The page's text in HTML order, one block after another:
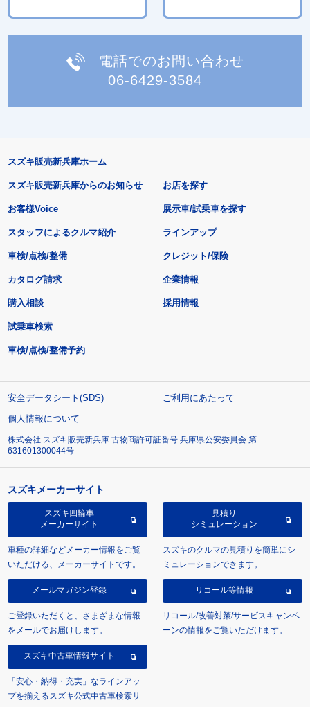
電話でのお問い合わせ
06-6429-3584
スズキ販売新兵庫ホーム
スズキ販売新兵庫からのお知らせ
お客様Voice
スタッフによるクルマ紹介
お店を探す
展示車/試乗車を探す
ラインアップ
車検/点検/整備 クレジット/保険
カタログ請求
購入相談
試乗車検索
車検/点検/整備予約
企業情報
採用情報
安全データシート(SDS)
ご利用にあたって
個人情報について
株式会社 スズキ販売新兵庫 古物商許可証番号 兵庫県公安委員会 第
631601300044号
スズキメーカーサイト
スズキ四輪車
メーカーサイト
車種の詳細などメーカー情報をご覧
いただける、メーカーサイトです。
見積り
シミュレーション
スズキのクルマの見積りを簡単にシ
ミュレーションできます。
メールマガジン登録
ご登録いただくと、さまざまな情報
をメールでお届けします。
リコール等情報
リコール/改善対策/サービスキャンペ
ーンの情報をご覧いただけます。
スズキ中古車情報サイト
「安心・納得・充実」なラインアッ
プを揃えるスズキ公式中古車検索サ